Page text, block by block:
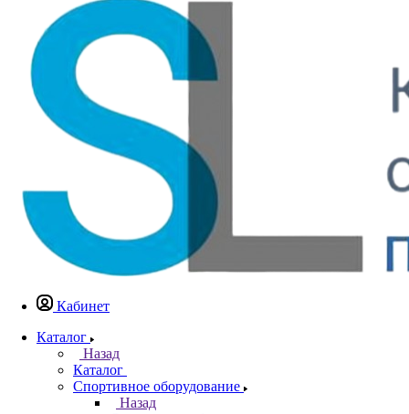
Кабинет
Каталог
Назад
Каталог
Спортивное оборудование
Назад